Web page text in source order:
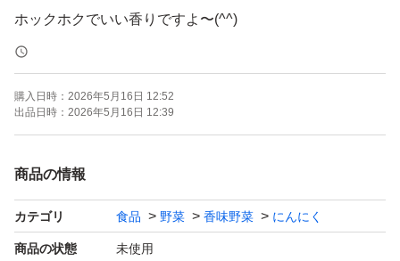
ホックホクでいい香りですよ〜(^^)
黒ニンニクにも最適です！！
品質、大きめを求めるならコチラで間違いなし♪
悪い評価0を目指してます！！
早めの発送を心がけております♪
購入日時： 2026年5月16日 12:52
出品日時： 2026年5月16日 12:39
商品の情報
カテゴリ 食品 野菜 香味野菜 にんにく
商品の状態 未使用